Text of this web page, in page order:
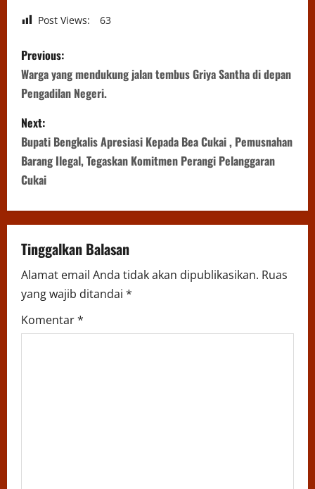
Post Views: 63
P
o
s
t
n
v
i
g
a
Previous:
Warga yang mendukung jalan tembus Griya Santha di depan
Pengadilan Negeri.
Next:
Bupati Bengkalis Apresiasi Kepada Bea Cukai , Pemusnahan
Barang Ilegal, Tegaskan Komitmen Perangi Pelanggaran
Cukai
Tinggalkan Balasan
Alamat email Anda tidak akan dipublikasikan. Ruas
yang wajib ditandai *
Komentar*